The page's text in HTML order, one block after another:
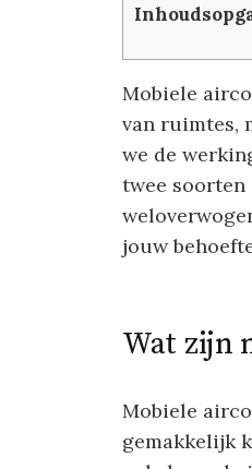
Mobiele
van ruimtes,
we de
twee soorten
jouw
Wat zijn
Mobiele
gemakkelijk